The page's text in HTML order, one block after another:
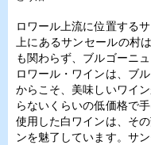
ロワール上流に位置する
上にあるサンセールの村
も関わらず、ブルゴーニ
ロワール・ワインは、ブ
からこそ、美味しいワイ
らないくらいの低価格で
使用した白ワインは、そ
ンを魅了しています。サ